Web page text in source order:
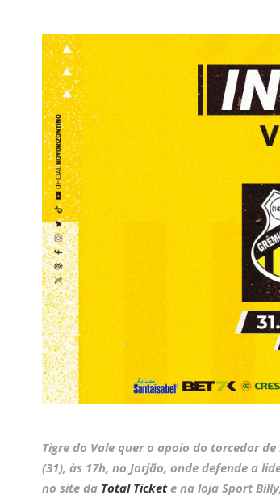
Tigre do Vale quer o apoio do torcedor
(31), às 17h, no Jorjão, onde defende a
no site da Total Tickete na loja Sport